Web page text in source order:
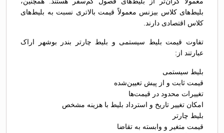
بلیط‌های کلاس بیزنس معمولاً قیمت بالاتری نسبت به بلیط‌های
کلاس اقتصادی دارند.
تفاوت قیمت بلیط سیستمی و بلیط چارتر بندر بوشهر اراک
عبارتند از:
بلیط سیستمی
قیمت ثابت و از پیش تعیین‌شده
تغییرات محدود در قیمت‌ها
امکان تغییر تاریخ و استرداد بلیط با هزینه مشخص
بلیط چارتر
قیمت متغیر و وابسته به تقاضا